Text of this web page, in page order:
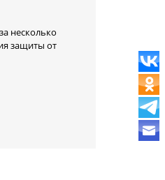
несколько
защиты от
кожу